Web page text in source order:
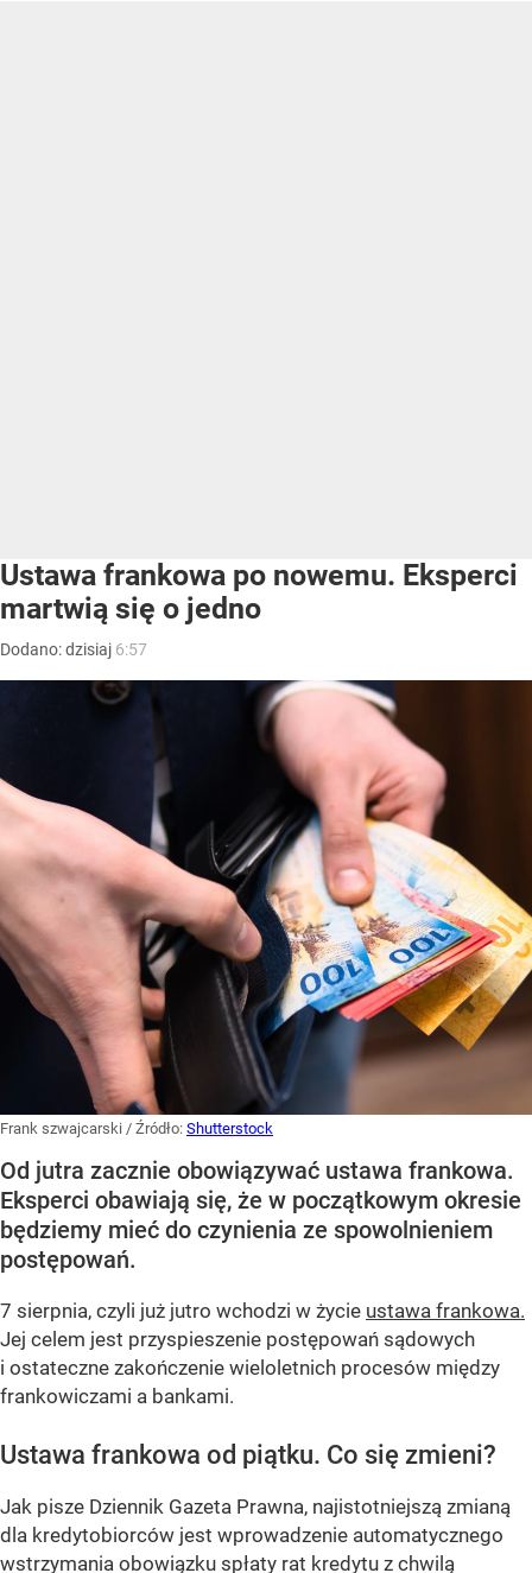
Ustawa frankowa po nowemu. Eksperci
martwią się o jedno
Dodano:dzisiaj 6:57
Frank szwajcarski / Źródło: Shutterstock
Od jutra zacznie obowiązywać ustawa frankowa.
Eksperci obawiają się, że w początkowym okresie
będziemy mieć do czynienia ze spowolnieniem
postępowań.
7 sierpnia, czyli już jutro wchodzi w życie ustawa frankowa.
Jej celem jest przyspieszenie postępowań sądowych
i ostateczne zakończenie wieloletnich procesów między
frankowiczami a bankami.
Ustawa frankowa od piątku. Co się zmieni?
Jak pisze Dziennik Gazeta Prawna, najistotniejszą zmianą
dla kredytobiorców jest wprowadzenie automatycznego
wstrzymania obowiązku spłaty rat kredytu z chwilą